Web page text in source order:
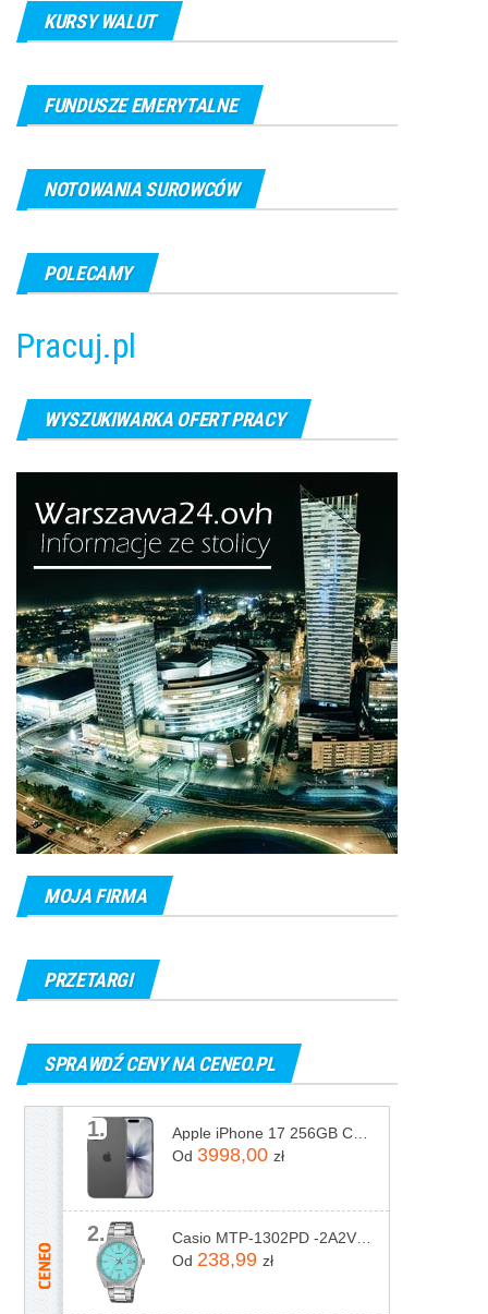
KURSY WALUT
FUNDUSZE EMERYTALNE
NOTOWANIA SUROWCÓW
POLECAMY
Pracuj.pl
WYSZUKIWARKA OFERT PRACY
MOJA FIRMA
PRZETARGI
SPRAWDŹ CENY NA CENEO.PL
1.
Od 3998,00 zł
2.
Od 238,99 zł